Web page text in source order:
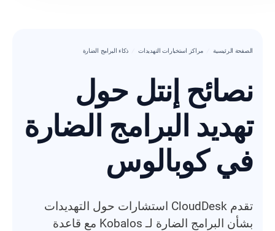
الصفحة الرئيسية مراكز استخبارات التهديدات ذكاء البرامج الضارة
نصائح إنتل حول
تهديد البرامج الضارة
في كوبالوس
تقدم CloudDesk استشارات حول التهديدات
بشأن البرامج الضارة لـ Kobalos مع قاعدة